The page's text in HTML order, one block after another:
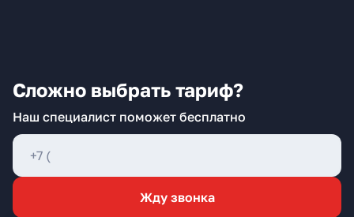
Сложно выбрать тариф?
Наш специалист поможет бесплатно
Жду звонка